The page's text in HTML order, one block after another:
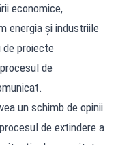
economice,
energia şi industriile
proiecte
de
un schimb de opinii
de extindere a